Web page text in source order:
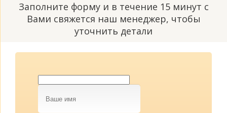
Заполните форму и в течение 15 минут с
Вами свяжется наш менеджер, чтобы
уточнить детали
Ваше
имя